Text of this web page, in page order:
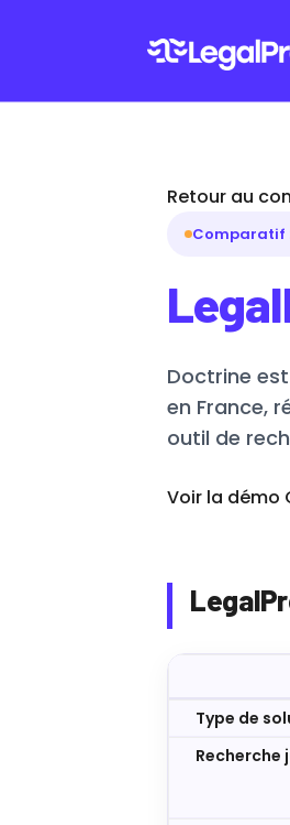
Retour au
Comparatif
Doctrine
en France,
outil de
Voir la démo
Type de
Recherche